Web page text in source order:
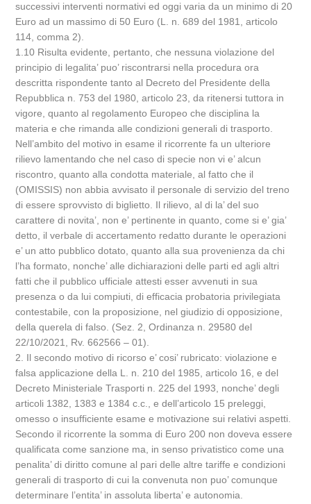
successivi interventi normativi ed oggi varia da un minimo di 20
Euro ad un massimo di 50 Euro (L. n. 689 del 1981, articolo
114, comma 2).
1.10 Risulta evidente, pertanto, che nessuna violazione del
principio di legalita’ puo’ riscontrarsi nella procedura ora
descritta rispondente tanto al Decreto del Presidente della
Repubblica n. 753 del 1980, articolo 23, da ritenersi tuttora in
vigore, quanto al regolamento Europeo che disciplina la
materia e che rimanda alle condizioni generali di trasporto.
Nell’ambito del motivo in esame il ricorrente fa un ulteriore
rilievo lamentando che nel caso di specie non vi e’ alcun
riscontro, quanto alla condotta materiale, al fatto che il
(OMISSIS) non abbia avvisato il personale di servizio del treno
di essere sprovvisto di biglietto. Il rilievo, al di la’ del suo
carattere di novita’, non e’ pertinente in quanto, come si e’ gia’
detto, il verbale di accertamento redatto durante le operazioni
e’ un atto pubblico dotato, quanto alla sua provenienza da chi
l’ha formato, nonche’ alle dichiarazioni delle parti ed agli altri
fatti che il pubblico ufficiale attesti esser avvenuti in sua
presenza o da lui compiuti, di efficacia probatoria privilegiata
contestabile, con la proposizione, nel giudizio di opposizione,
della querela di falso. (Sez. 2, Ordinanza n. 29580 del
22/10/2021, Rv. 662566 – 01).
2. Il secondo motivo di ricorso e’ cosi’ rubricato: violazione e
falsa applicazione della L. n. 210 del 1985, articolo 16, e del
Decreto Ministeriale Trasporti n. 225 del 1993, nonche’ degli
articoli 1382, 1383 e 1384 c.c., e dell’articolo 15 preleggi,
omesso o insufficiente esame e motivazione sui relativi aspetti.
Secondo il ricorrente la somma di Euro 200 non doveva essere
qualificata come sanzione ma, in senso privatistico come una
penalita’ di diritto comune al pari delle altre tariffe e condizioni
generali di trasporto di cui la convenuta non puo’ comunque
determinare l’entita’ in assoluta liberta’ e autonomia.